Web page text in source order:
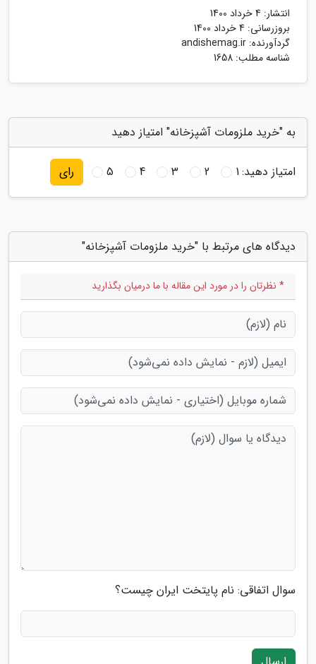
انتشار: 4 خرداد 1400
بروزرسانی: 4 خرداد 1400
گردآورنده: andishemag.ir
شناسه مطلب: 1658
به "خرید ملزومات آشپزخانه" امتیاز دهید
امتیاز دهید:1
2
3
4
5 رای
دیدگاه های مرتبط با "خرید ملزومات آشپزخانه"
* نظرتان را در مورد این مقاله با ما درمیان بگذارید
سوال اتفاقی: نام پایتخت ایران چیست؟